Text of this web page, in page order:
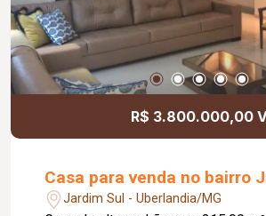
R$ 3.800.000,00
Casa para venda no bairro
Jardim Sul - Uberlandia/MG